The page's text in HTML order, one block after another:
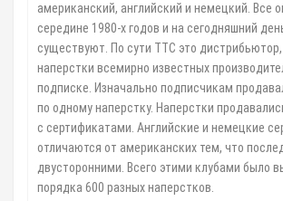
американский, английский и немецкий. Все
середине 1980-х годов и на сегодняшний
существуют. По сути TTC это
наперстки всемирно известных
подписке. Изначально подписчикам
по одному наперстку. Наперстки
с сертификатами. Английские и немецкие
отличаются от американских тем, что
двусторонними. Всего этими клубами было
порядка 600 разных наперстков.